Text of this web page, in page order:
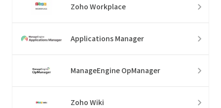
Zoho Workplace
Applications Manager
ManageEngine OpManager
Zoho Wiki